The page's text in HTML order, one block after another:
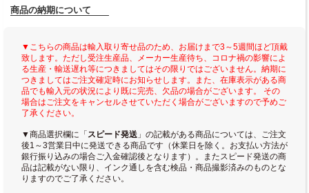
商品の納期について
▼こちらの商品は輸入取り寄せ品のため、お届けまで3～5週間ほど頂戴
致します。ただし受注生産品、メーカー生産待ち、コロナ禍の影響によ
る生産・輸送遅れ等につきましてはその限りではございません。納期に
つきましてはご注文確定時にお知らせします。また、在庫表示がある商
品でも輸入元の状況により既に完売、欠品の場合がございます。 その
場合はご注文をキャンセルさせていただく場合がございますので予めご
了承ください。
▼商品選択欄に「 スピード発送 」の記載がある商品については、ご注文
後1～3営業日中に発送できる商品です（休業日を除く。お支払い方法が
銀行振り込みの場合ご入金確認後となります）。またスピード発送の商
品は記載がない限り、インク通しを含む検品・商品撮影済みのものとな
りますのでご了承ください。